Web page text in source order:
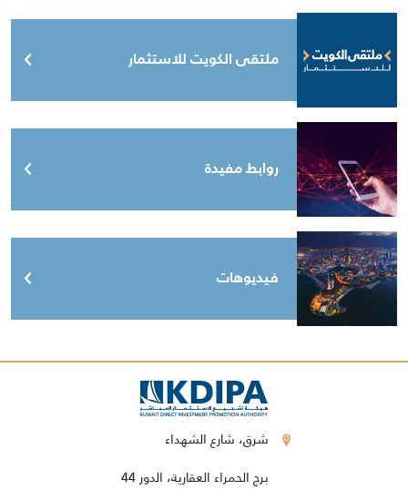
ملتقى الكويت للاستثمار
روابط مفيدة
فيديوهات
شرق، شارع الشهداء
برج الحمراء العقارية، الدور 44